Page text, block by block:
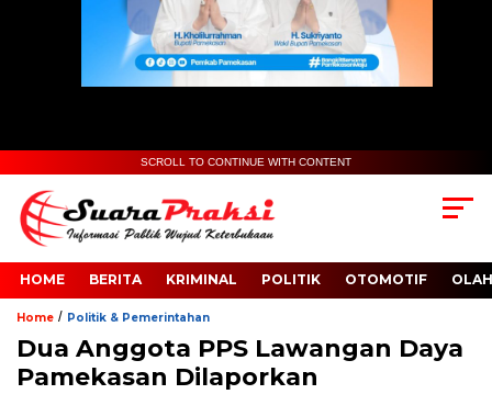
SCROLL TO CONTINUE WITH CONTENT
HOME BERITA KRIMINAL POLITIK OTOMOTIF
Home / Politik & Pemerintahan
Dua Anggota PPS Lawangan Daya
Pamekasan Dilaporkan